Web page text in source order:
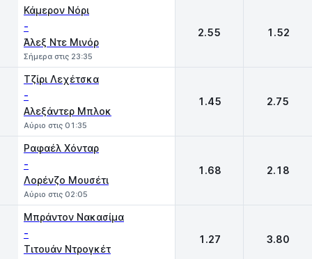
Κάμερον Νόρι
-
Άλεξ Ντε Μινόρ
Σήμερα στις 23:35
2.55 1.52
Τζίρι Λεχέτσκα
-
Αλεξάντερ Μπλοκ
Αύριο στις 01:35
1.45 2.75
Ραφαέλ Χόνταρ
-
Λορένζο Μουσέτι
Αύριο στις 02:05
1.68 2.18
Μπράντον Νακασίμα
-
Τιτουάν Ντρογκέτ
1.27 3.80